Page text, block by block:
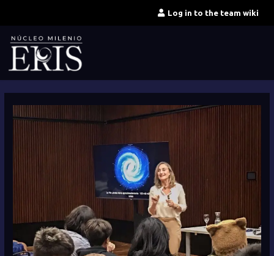
content
Log in to the team wiki